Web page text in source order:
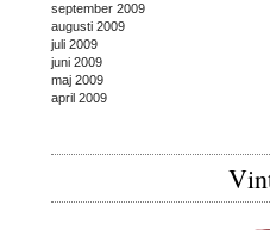
september 2009
augusti 2009
juli 2009
juni 2009
maj 2009
april 2009